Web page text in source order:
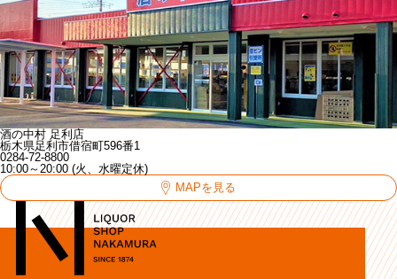
酒の中村 足利店
栃木県足利市借宿町596番1
0284-72-8800
10:00～20:00 (火、水曜定休)
MAPを見る